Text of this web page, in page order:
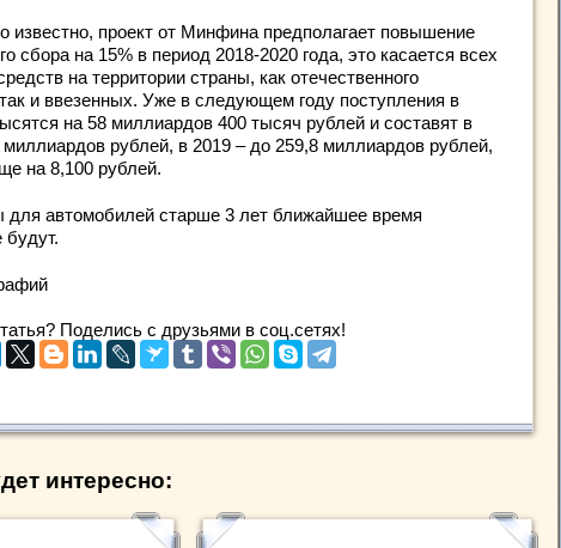
известно, проект от Минфина предполагает повышение
сбора на 15% в период 2018-2020 года, это касается всех
на территории страны, как отечественного
и ввезенных. Уже в следующем году поступления в
на 58 миллиардов 400 тысяч рублей и составят в
рублей, в 2019 – до 259,8 миллиардов рублей,
на 8,100 рублей.
автомобилей старше 3 лет ближайшее время
Поделись с друзьями в соц.сетях!
интересно: